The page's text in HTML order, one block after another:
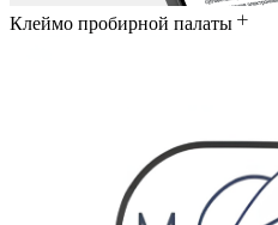
Клеймо пробирной палаты